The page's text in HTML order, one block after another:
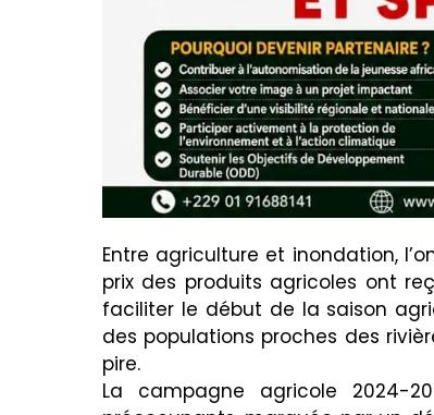
Entre agriculture et inondation,
prix des produits agricoles ont
faciliter le début de la saison
des populations proches des
pire.
La campagne agricole 2024-